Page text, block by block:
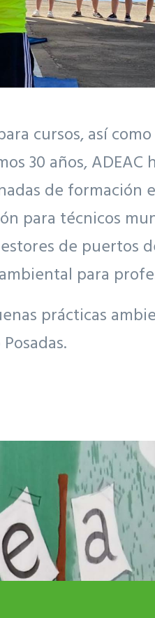
cursos, así
30 años, ADEAC
de formación
para técnicos
de puertos
para
prácticas